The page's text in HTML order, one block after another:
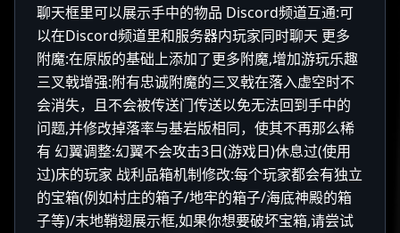
聊天框里可以展示手中的物品 Discord频道互通:可
以在Discord频道里和服务器内玩家同时聊天 更多
附魔:在原版的基础上添加了更多附魔,增加游玩乐趣
三叉戟增强:附有忠诚附魔的三叉戟在落入虚空时不
会消失，且不会被传送门传送以免无法回到手中的
问题,并修改掉落率与基岩版相同，使其不再那么稀
有 幻翼调整:幻翼不会攻击3日(游戏日)休息过(使用
过)床的玩家 战利品箱机制修改:每个玩家都会有独立
的宝箱(例如村庄的箱子/地牢的箱子/海底神殿的箱
子等)/末地鞘翅展示框,如果你想要破坏宝箱,请尝试